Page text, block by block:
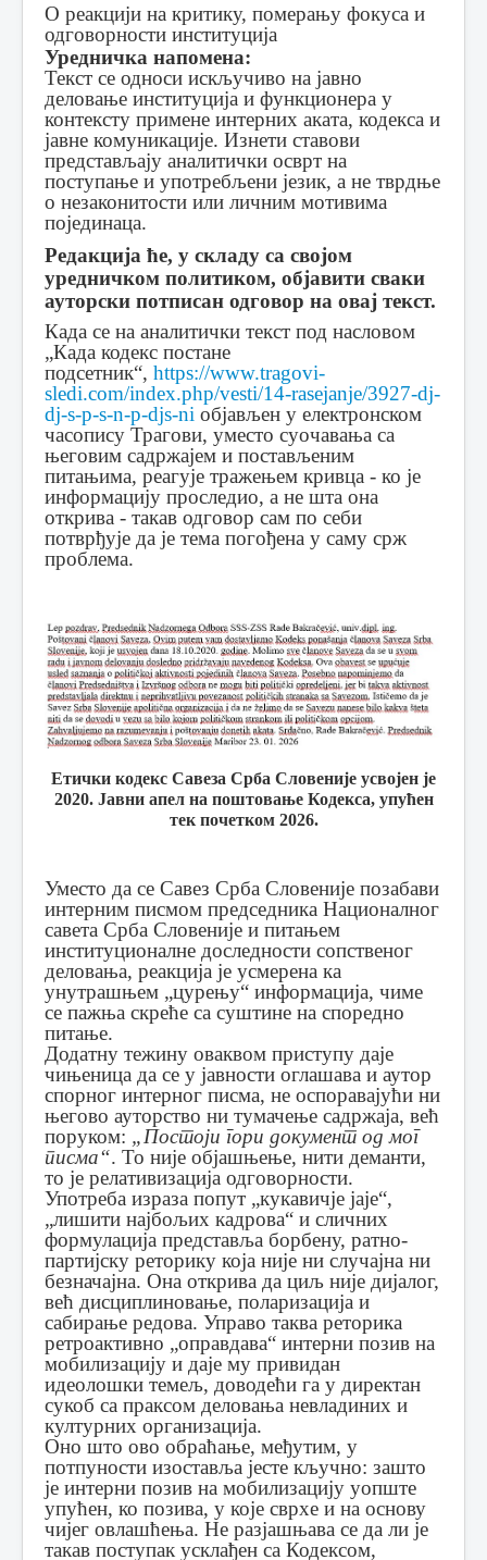
О реакцији на критику, померању фокуса и
одговорности институција
Уредничка напомена:
Текст се односи искључиво на јавно
деловање институција и функционера у
контексту примене интерних аката, кодекса и
јавне комуникације. Изнети ставови
представљају аналитички осврт на
поступање и употребљени језик, а не тврдње
о незаконитости или личним мотивима
појединаца.
Редакција ће, у складу са својом
уредничком политиком, објавити сваки
ауторски потписан одговор на овај текст.
Када се на аналитички текст под насловом
„Када кодекс постане
подсетник“, https://www.tragovi-
sledi.com/index.php/vesti/14-rasejanje/3927-dj-
dj-s-p-s-n-p-djs-ni објављен у електронском
часопису Трагови, уместо суочавања са
његовим садржајем и постављеним
питањима, реагује тражењем кривца - ко је
информацију проследио, а не шта она
открива - такав одговор сам по себи
потврђује да је тема погођена у саму срж
проблема.
Етички кодекс Савеза Срба Словеније усвојен је
2020. Јавни апел на поштовање Кодекса, упућен
тек почетком 2026.
Уместо да се Савез Срба Словеније позабави
интерним писмом председника Националног
савета Срба Словеније и питањем
институционалне доследности сопственог
деловања, реакција је усмерена ка
унутрашњем „цурењу“ информација, чиме
се пажња скреће са суштине на споредно
питање.
Додатну тежину оваквом приступу даје
чињеница да се у јавности оглашава и аутор
спорног интерног писма, не оспоравајући ни
његово ауторство ни тумачење садржаја, већ
поруком: „Постоји гори документ од мог
писма“. То није објашњење, нити деманти,
то је релативизација одговорности.
Употреба израза попут „кукавичје јаје“,
„лишити најбољих кадрова“ и сличних
формулација представља борбену, ратно-
партијску реторику која није ни случајна ни
безначајна. Она открива да циљ није дијалог,
већ дисциплиновање, поларизација и
сабирање редова. Управо таква реторика
ретроактивно „оправдава“ интерни позив на
мобилизацију и даје му привидан
идеолошки темељ, доводећи га у директан
сукоб са праксом деловања невладиних и
културних организација.
Оно што ово обраћање, међутим, у
потпуности изоставља јесте кључно: зашто
је интерни позив на мобилизацију уопште
упућен, ко позива, у које сврхе и на основу
чијег овлашћења. Не разјашњава се да ли је
такав поступак усклађен са Кодексом,